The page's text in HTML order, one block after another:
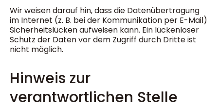
Wir weisen darauf hin, dass die Datenübertragung
im Internet (z. B. bei der Kommunikation per E-Mail)
Sicherheitslücken aufweisen kann. Ein lückenloser
Schutz der Daten vor dem Zugriff durch Dritte ist
nicht möglich.
Hinweis zur
verantwortlichen Stelle